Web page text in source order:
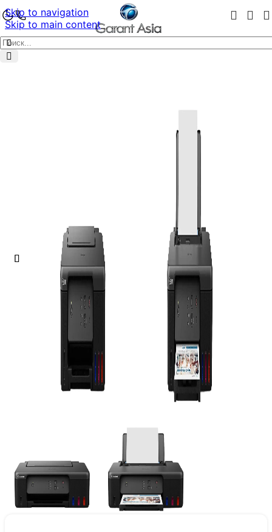
Skip to navigation
Skip to main content